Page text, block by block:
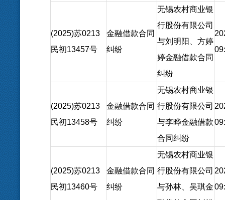
(2025)苏0213
民初13457号
金融借款合同
纠纷
无锡农村商业银
行股份有限公司
与刘明阳、方婷
婷金融借款合同
纠纷
(2025)苏0213
民初13458号
金融借款合同
纠纷
无锡农村商业银
行股份有限公司
与李晔金融借款
合同纠纷
(2025)苏0213
民初13460号
金融借款合同
纠纷
无锡农村商业银
行股份有限公司
与孙林、吴琪金